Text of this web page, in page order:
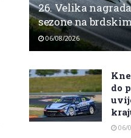
26. Velika
sezone na
06/08/2026
do
06/